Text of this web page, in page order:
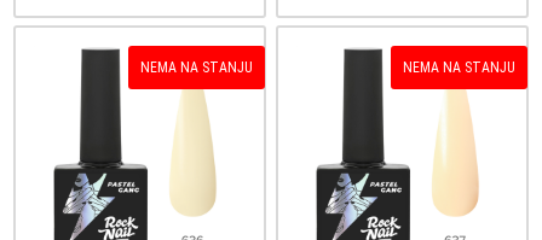
NEMA NA STANJU NEMA NA STANJU